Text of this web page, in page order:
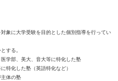
象に大学受験を目的とした個別指導を行ってい
する。
医学部、美大、音大等に特化した塾
に特化した塾（英語特化など）
主体の塾